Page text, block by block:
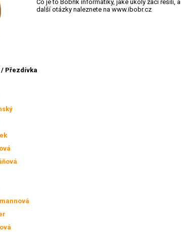
Co je to Bobřík informatiky, jaké úkoly žáci řešili, a
další otázky naleznete na www.ibobr.cz
Přezdívka